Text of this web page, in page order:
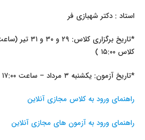
استاد : دکتر شهبازی فر
*تاریخ برگزاری
کلاس ۱۵:۰۰ )
*تاریخ آزمون: یکشنبه ۳ مرداد – ساعت ۱۷:۰۰
راهنمای ورود به کلاس مجازی آنلاین
راهنمای ورود به آزمون های مجازی آنلاین